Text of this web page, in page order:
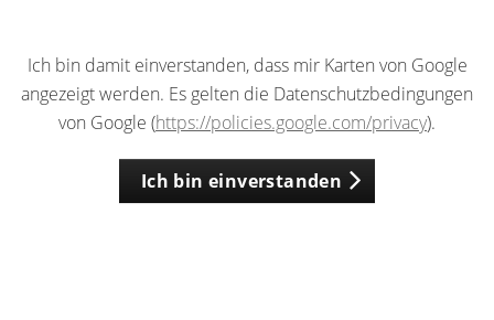
Ich bin damit einverstanden, dass mir Karten von Google
angezeigt werden. Es gelten die Datenschutzbedingungen
von Google (https://policies.google.com/privacy).
Ich bin einverstanden